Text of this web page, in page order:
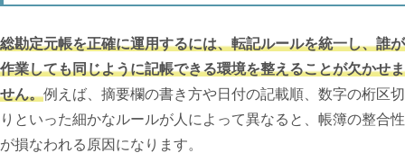
総勘定元帳を正確に運用するには、転記ルールを統一し、誰が
作業しても同じように記帳できる環境を整えることが欠かせま
せん。例えば、摘要欄の書き方や日付の記載順、数字の桁区切
りといった細かなルールが人によって異なると、帳簿の整合性
が損なわれる原因になります。